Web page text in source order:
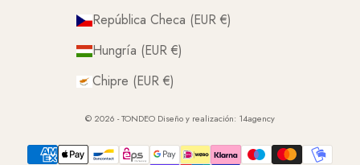
República Checa (EUR €)
Hungría (EUR €)
Chipre (EUR €)
© 2026 - TONDEO Diseño y realización: 14agency